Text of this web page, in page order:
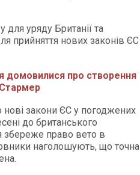
уряду Британії та
прийняття нових законів ЄС
домовилися про створення
Стармер
закони ЄС у погоджених
до британського
збереже право вето в
наголошують, що точна